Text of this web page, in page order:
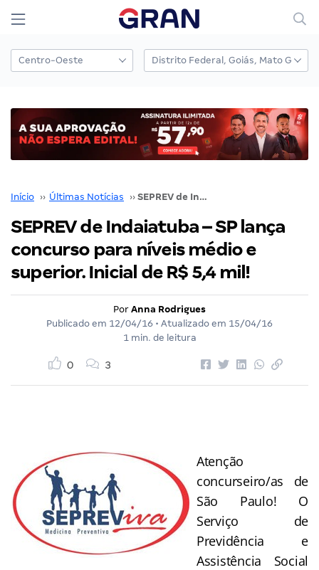
Início ›› Últimas Notícias ›› SEPREV de Indaiatuba – SP lança concurso para níveis médio e superior. Inicial de R$ 5,4 mil!
SEPREV de Indaiatuba – SP lança
concurso para níveis médio e
superior. Inicial de R$ 5,4 mil!
Por Anna Rodrigues
Publicado em 12/04/16 • Atualizado em 15/04/16
1 min. de leitura
0 3
Atenção
concurseiro/as de
São Paulo! O
Serviço de
Previdência e
Assistência Social